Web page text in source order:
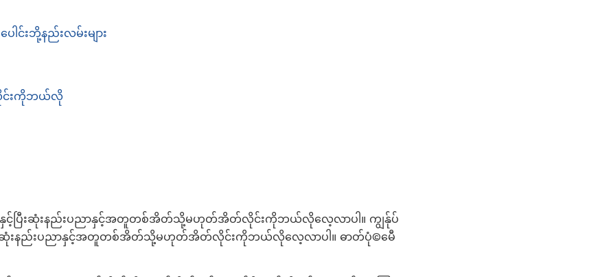
ေါင်းဘို့နည်းလမ်းများ
းကိုဘယ်လို
င့်ပြီးဆုံးနည်းပညာနှင့်အတူတစ်အိတ်သို့မဟုတ်အိတ်လိုင်းကိုဘယ်လိုလေ့လာပါ။ ကျွန်ုပ်
ဆုံးနည်းပညာနှင့်အတူတစ်အိတ်သို့မဟုတ်အိတ်လိုင်းကိုဘယ်လိုလေ့လာပါ။ ဓာတ်ပုံ©မေီ